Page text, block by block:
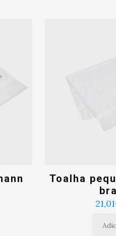
Toalha
21,01